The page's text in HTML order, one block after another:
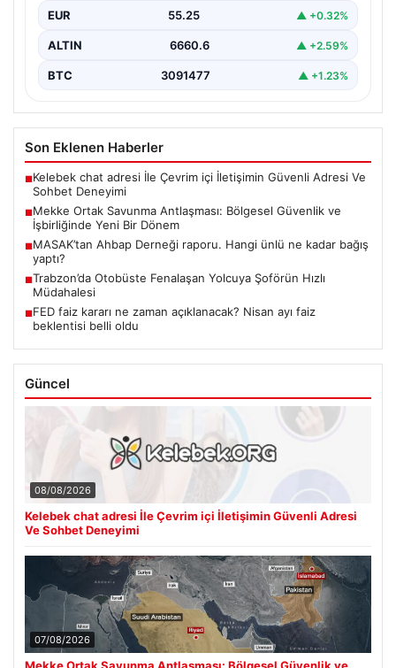
ve küresel…
EUR 55.25 ▲ +0.32%
ALTIN 6660.6 ▲ +2.59%
BTC 3091477 ▲ +1.23%
Son Eklenen Haberler
■Kelebek chat adresi İle Çevrim içi İletişimin Güvenli Adresi Ve
Sohbet Deneyimi
■Mekke Ortak Savunma Antlaşması: Bölgesel Güvenlik ve
İşbirliğinde Yeni Bir Dönem
■MASAK’tan Ahbap Derneği raporu. Hangi ünlü ne kadar bağış
yaptı?
■Trabzon’da Otobüste Fenalaşan Yolcuya Şoförün Hızlı
Müdahalesi
■FED faiz kararı ne zaman açıklanacak? Nisan ayı faiz
beklentisi belli oldu
Güncel
08/08/2026
Kelebek chat adresi İle Çevrim içi İletişimin Güvenli Adresi
Ve Sohbet Deneyimi
07/08/2026